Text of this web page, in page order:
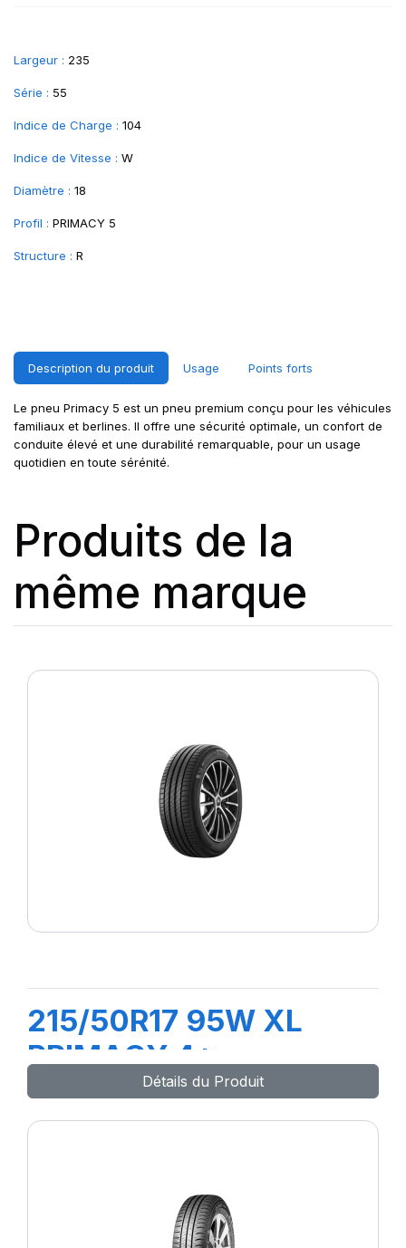
Largeur : 235
Série : 55
Indice de Charge : 104
Indice de Vitesse : W
Diamètre : 18
Profil : PRIMACY 5
Structure : R
Description du produit Usage Points forts
Le pneu Primacy 5 est un pneu premium conçu pour les véhicules
familiaux et berlines. Il offre une sécurité optimale, un confort de
conduite élevé et une durabilité remarquable, pour un usage
quotidien en toute sérénité.
Produits de la
même marque
215/50R17 95W XL
PRIMACY 4+
Détails du Produit